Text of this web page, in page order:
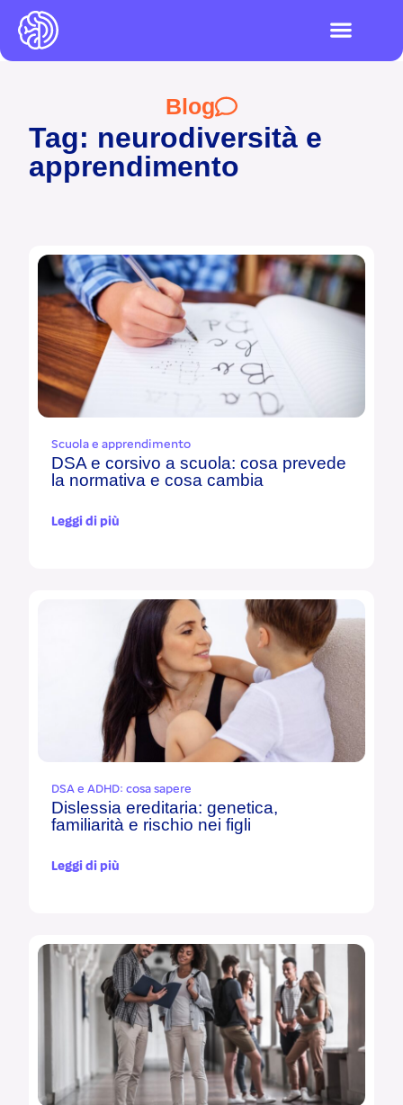
Blog
Tag: neurodiversità e
apprendimento
Scuola e apprendimento
DSA e corsivo a scuola: cosa prevede
la normativa e cosa cambia
Leggi di più
DSA e ADHD: cosa sapere
Dislessia ereditaria: genetica,
familiarità e rischio nei figli
Leggi di più